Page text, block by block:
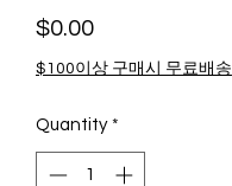
$0.00Price
$100이상 구매시 무료배송
Quantity *